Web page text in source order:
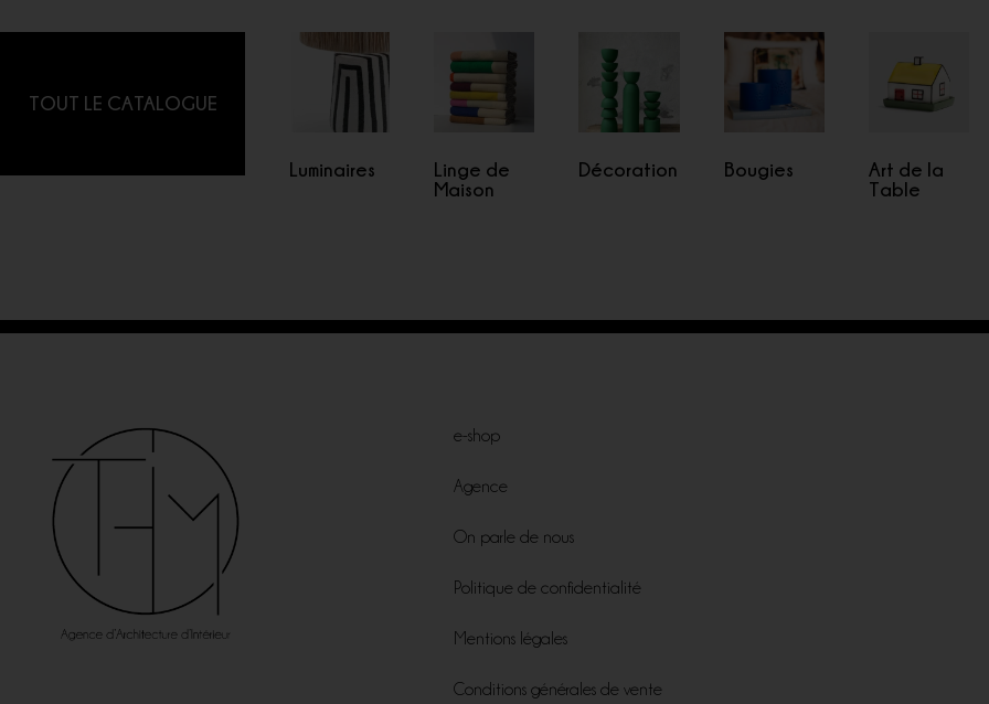
TOUT LE CATALOGUE
Luminaires
Linge de
Maison
Décoration Bougies
Art de la
Table
e-shop
Agence
On parle de nous
Politique de confidentialité
Mentions légales
Conditions générales de vente